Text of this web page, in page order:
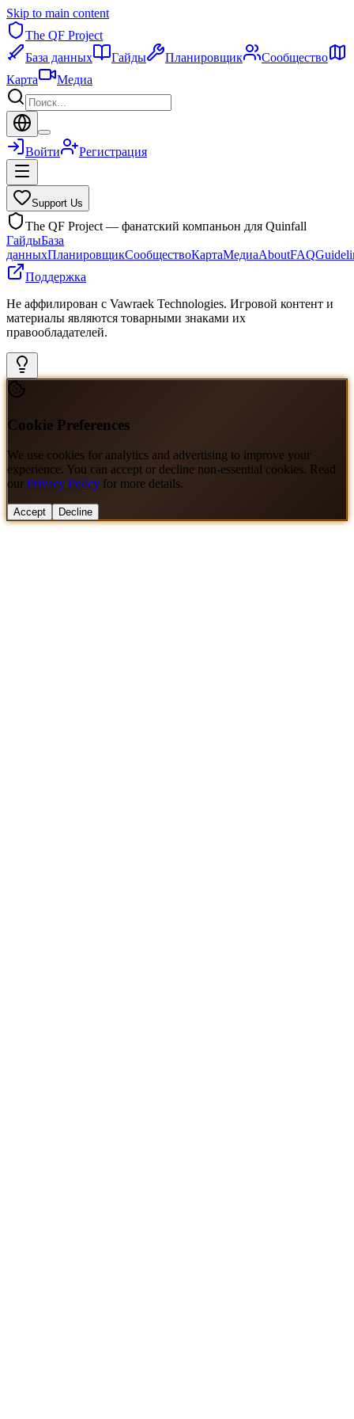
Skip to main content
The QF Project
База данных
Гайды Планировщик
Сообщество
Карта
Медиа
Войти Регистрация
Support Us
The QF Project — фанатский компаньон для Quinfall
ГайдыБаза
данныхПланировщикСообществоКартаМедиаAboutFAQ
Поддержка
Не аффилирован с Vawraek Technologies. Игровой контент и
материалы являются товарными знаками их
правообладателей.
Cookie Preferences
We use cookies for analytics and advertising to improve your
experience. You can accept or decline non-essential cookies. Read
our Privacy Policy for more details.
Accept Decline